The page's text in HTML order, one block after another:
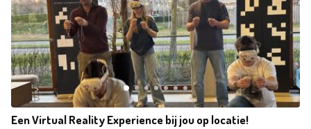
Een Virtual Reality Experience bij jou op locatie!